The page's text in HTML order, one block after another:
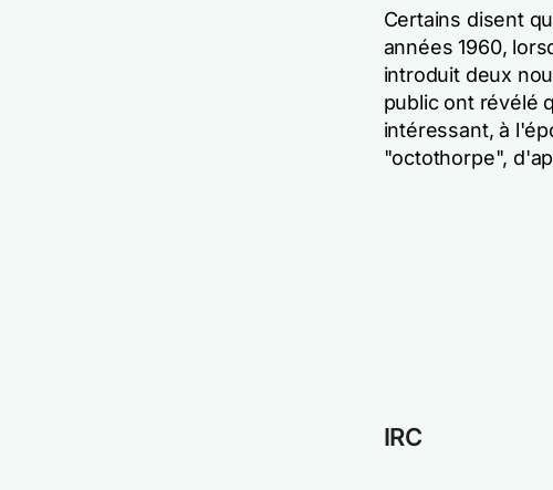
Certains disent
années 1960,
introduit deux
public ont révélé
intéressant, à
"octothorpe",
IRC